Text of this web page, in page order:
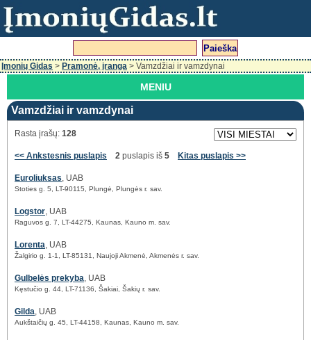
Įmonių Gidas > Pramonė, įranga > Vamzdžiai ir vamzdynai
MENIU
Vamzdžiai ir vamzdynai
Rasta įrašų: 128
<< Ankstesnis puslapis 2 puslapis iš 5 Kitas puslapis >>
Euroliuksas, UAB
Stoties g. 5, LT-90115, Plungė, Plungės r. sav.
Logstor, UAB
Raguvos g. 7, LT-44275, Kaunas, Kauno m. sav.
Lorenta, UAB
Žalgirio g. 1-1, LT-85131, Naujoji Akmenė, Akmenės r. sav.
Gulbelės prekyba, UAB
Kęstučio g. 44, LT-71136, Šakiai, Šakių r. sav.
Gilda, UAB
Aukštaičių g. 45, LT-44158, Kaunas, Kauno m. sav.